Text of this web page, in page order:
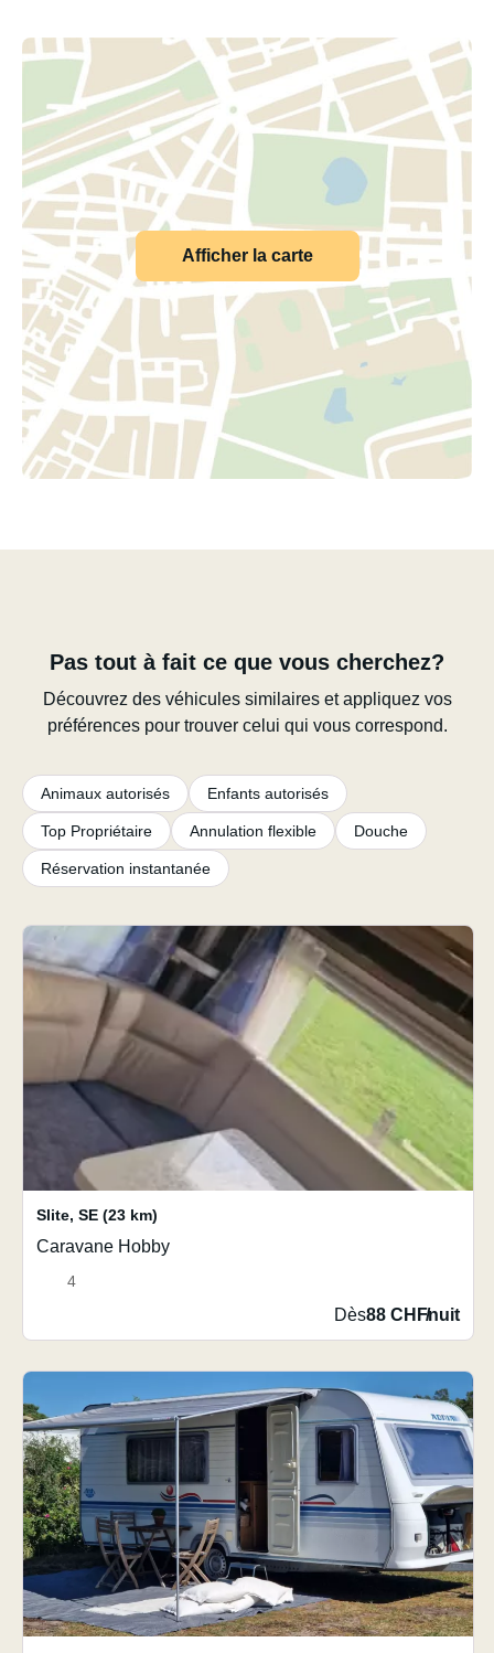
Afficher la carte
Pas tout à fait ce que vous cherchez?
Découvrez des véhicules similaires et appliquez vos
préférences pour trouver celui qui vous correspond.
Animaux autorisés Enfants autorisés
Top Propriétaire Annulation flexible Douche
Réservation instantanée
Slite, SE (23 km)
Caravane Hobby
4
Dès88 CHF/nuit